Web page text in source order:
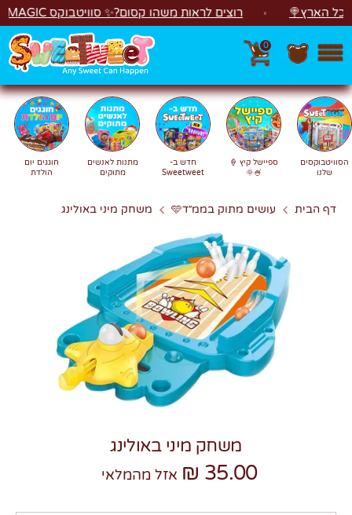
דלג
הארץ🍭 רוצים לראות משהו קסום?✨ סוויטבוקס MAGIC הפך ל"מכונת משחקים"! 🎁🕹️
0
חפשחיפוש
הסוויטבוקסים
שלנו
ספיישל קיץ 🍦
🍧🌞
חדש ב-
Sweetweet
מתנות לאנשים
מתוקים
חוגגים יום
הולדת
דף הבית עושים מתוק בממ״ד🩵 משחק מיני באולינג
משחק מיני באולינג
35.00 ₪ אזל מהמלאי